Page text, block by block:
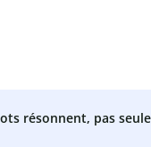
résonnent, pas